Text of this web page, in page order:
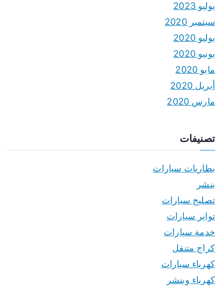
يوليو 2023
سبتمبر 2020
يوليو 2020
يونيو 2020
مايو 2020
أبريل 2020
مارس 2020
تصنيفات
بطاريات سيارات
بنشر
تصليح سيارات
تواير سيارات
خدمة سيارات
كراج متنقل
كهرباء سيارات
كهرباء وبنشر